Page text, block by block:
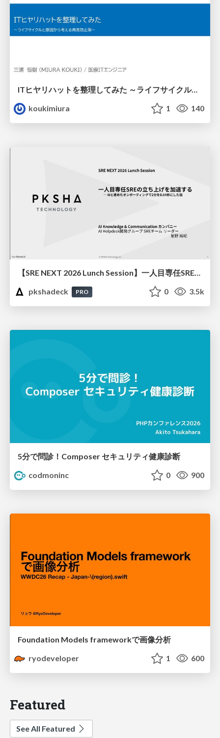
ITヒヤリハットを整理してみた ～ライフサイクルと原因から考える再発防止策～
koukimiura
1 140
【SRE NEXT 2026 Lunch Session】一人目専任SREの立ち上げを加速する ― AIと進めたオンボーディングで2分を0.04秒にした話
pkshadeck
PRO 0 3.5k
5分で問診！Composer セキュリティ健康診断
codmoninc
0 900
Foundation Models frameworkで画像分析
ryodeveloper
1 600
Featured
See All Featured